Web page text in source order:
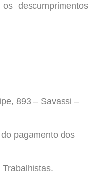
descumprimentos
893 – Savassi –
pagamento dos